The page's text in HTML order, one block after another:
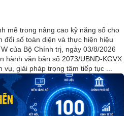
mẽ trong nâng cao kỹ năng số cho
đổi số toàn diện và thực hiện hiệu
của Bộ Chính trị, ngày 03/8/2026
hành văn bản số 2073/UBND-KGVX
giải pháp trọng tâm tiếp tục ...